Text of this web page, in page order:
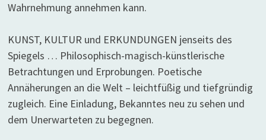
Wahrnehmung annehmen kann.
KUNST, KULTUR und ERKUNDUNGEN jenseits des
Spiegels … Philosophisch-magisch-künstlerische
Betrachtungen und Erprobungen. Poetische
Annäherungen an die Welt – leichtfüßig und tiefgründig
zugleich. Eine Einladung, Bekanntes neu zu sehen und
dem Unerwarteten zu begegnen.